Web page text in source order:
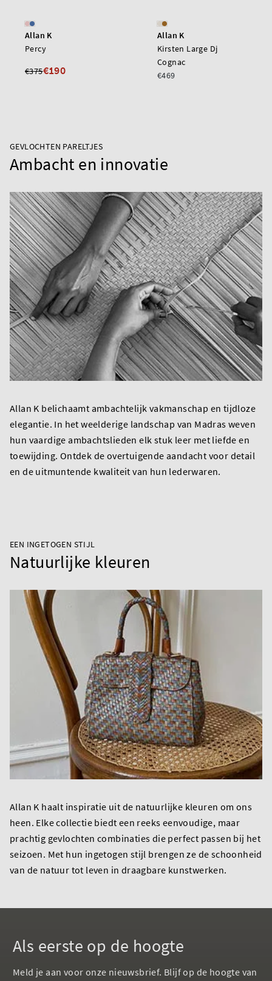
Allan K
Percy
€375€190
Allan K
Kirsten Large Dj
Cognac
€469
GEVLOCHTEN PARELTJES
Ambacht en innovatie
Allan K belichaamt ambachtelijk vakmanschap en tijdloze
elegantie. In het weelderige landschap van Madras weven
hun vaardige ambachtslieden elk stuk leer met liefde en
toewijding. Ontdek de overtuigende aandacht voor detail
en de uitmuntende kwaliteit van hun lederwaren.
EEN INGETOGEN STIJL
Natuurlijke kleuren
Allan K haalt inspiratie uit de natuurlijke kleuren om ons
heen. Elke collectie biedt een reeks eenvoudige, maar
prachtig gevlochten combinaties die perfect passen bij het
seizoen. Met hun ingetogen stijl brengen ze de schoonheid
van de natuur tot leven in draagbare kunstwerken.
Als eerste op de hoogte
Meld je aan voor onze nieuwsbrief. Blijf op de hoogte van